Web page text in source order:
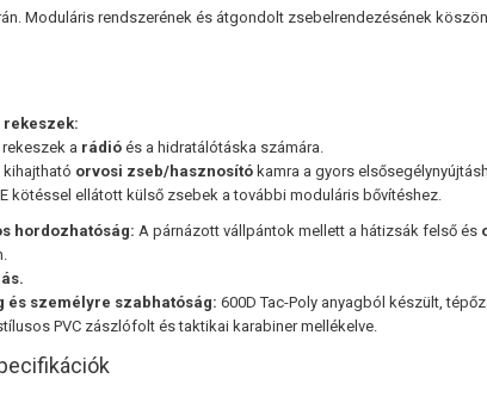
Moduláris rendszerének és átgondolt zsebelrendezésének
a rádió és a hidratálótáska számára.
kihajtható orvosi zseb/hasznosító kamra a gyors
kötéssel ellátott külső zsebek a további moduláris bővítéshez.
hordozhatóság: A párnázott vállpántok mellett a hátizsák felső és
és személyre szabhatóság: 600D Tac-Poly anyagból készült,
PVC zászlófolt és taktikai karabiner mellékelve.